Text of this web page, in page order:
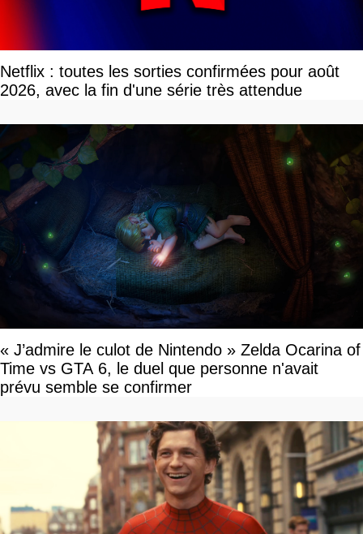
Netflix : toutes les sorties confirmées pour août
2026, avec la fin d'une série très attendue
« J’admire le culot de Nintendo » Zelda Ocarina of
Time vs GTA 6, le duel que personne n'avait
prévu semble se confirmer